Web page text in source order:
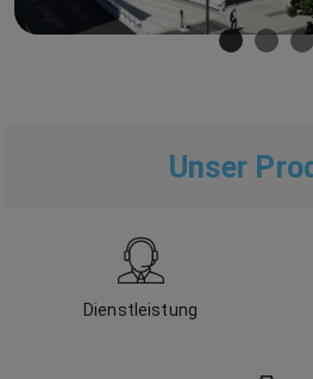
Unser
Dienstleistung